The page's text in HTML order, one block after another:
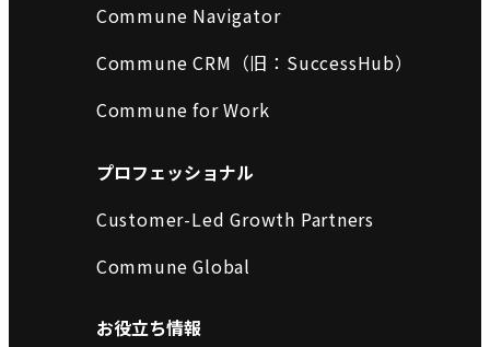
Commune Navigator
Commune CRM（旧：SuccessHub）
Commune for Work
プロフェッショナル
Customer-Led Growth Partners
Commune Global
お役立ち情報